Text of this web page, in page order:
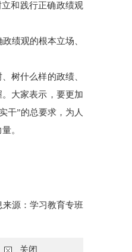
和践行正确政绩观
绩观的根本立场、
树什么样的政绩、
大家表示，要更加
干”的总要求，为人
。
来源：学习教育专班
关闭